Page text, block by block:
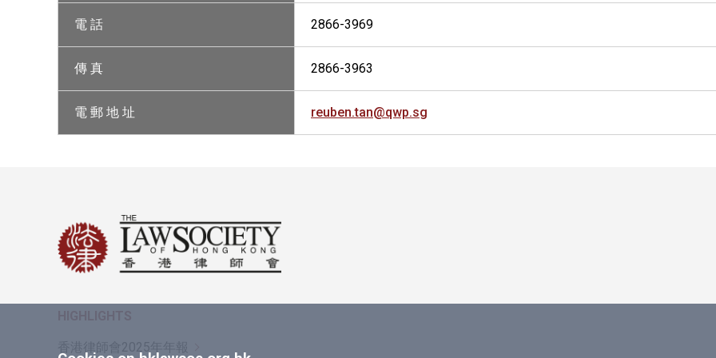
電 話 2866-3969
傳 真 2866-3963
電 郵 地 址 reuben.tan@qwp.sg
香港律師會2025年年報